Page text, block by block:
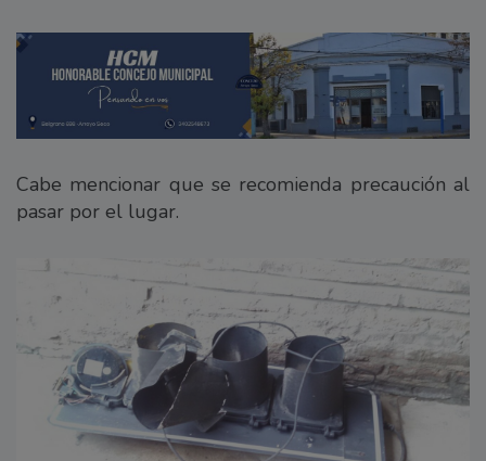
Cabe mencionar que se recomienda precaución al
pasar por el lugar.